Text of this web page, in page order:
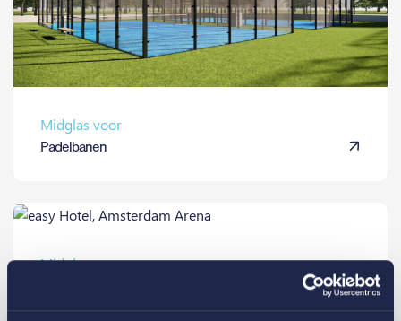
Midglas voor
Padelbanen
Midglas voor